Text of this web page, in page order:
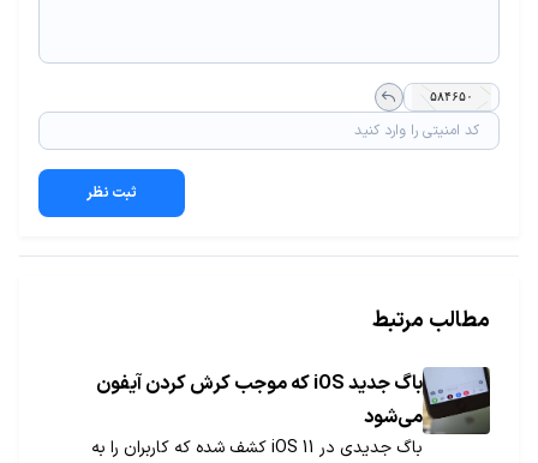
ثبت نظر
مطالب مرتبط
باگ جدید iOS که موجب کرش کردن آیفون
می‌شود
باگ جدیدی در iOS 11 کشف شده که کاربران را به